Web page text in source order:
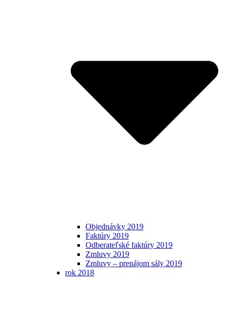
Objednávky 2019
Faktúry 2019
Odberateľské faktúry 2019
Zmluvy 2019
Zmluvy – prenájom sály 2019
rok 2018